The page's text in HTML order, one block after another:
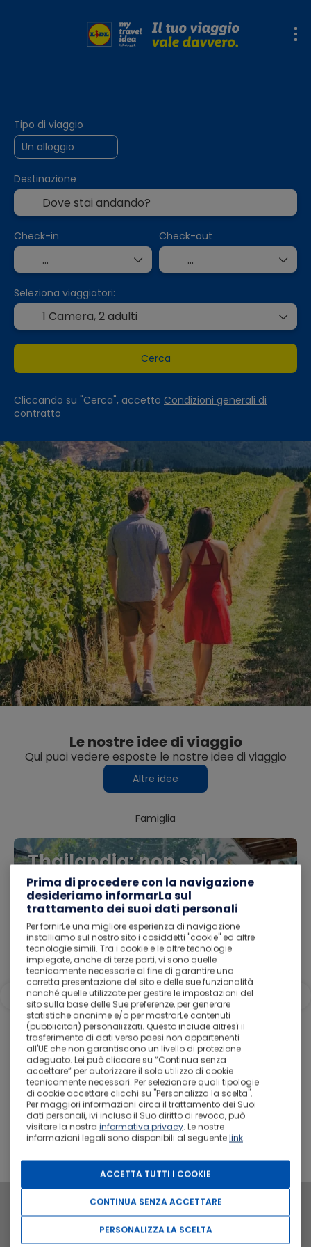
Tipo di viaggio
Destinazione
Check-in Check-out
Seleziona viaggiatori:
1 Camera,2 adulti
Cerca
Cliccando su "Cerca", accetto Condizioni generali di
contratto
Le nostre idee di viaggio
Qui puoi vedere esposte le nostre idee di viaggio
Altre idee
Famiglia
Thailandia: non solo
spiagge da cartolina (volo
incl.)
3 DESTINAZIONI 4 RETE DI TRASPORTO 5 NOTTI
1 ATTIVITÀ
Da
1.171 €
a persona
Prima di procedere con la navigazione
desideriamo informarLa sul
trattamento dei suoi dati personali
Per fornirLe una migliore esperienza di navigazione
installiamo sul nostro sito i cosiddetti "cookie" ed altre
tecnologie simili. Tra i cookie e le altre tecnologie
impiegate, anche di terze parti, vi sono quelle
tecnicamente necessarie al fine di garantire una
corretta presentazione del sito e delle sue funzionalità
nonché quelle utilizzate per gestire le impostazioni del
sito sulla base delle Sue preferenze, per generare
statistiche anonime e/o per mostrarLe contenuti
(pubblicitari) personalizzati. Questo include altresì il
trasferimento di dati verso paesi non appartenenti
all'UE che non garantiscono un livello di protezione
adeguato. Lei può cliccare su “Continua senza
accettare” per autorizzare il solo utilizzo di cookie
tecnicamente necessari. Per selezionare quali tipologie
di cookie accettare clicchi su "Personalizza la scelta".
Per maggiori informazioni circa il trattamento dei Suoi
dati personali, ivi incluso il Suo diritto di revoca, può
visitare la nostra informativa privacy. Le nostre
informazioni legali sono disponibili al seguentelink.
ACCETTA TUTTI I COOKIE
CONTINUA SENZA ACCETTARE
PERSONALIZZA LA SCELTA